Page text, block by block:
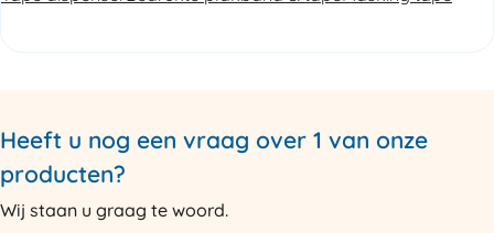
Heeft u nog een vraag over 1 van onze
producten?
Wij staan u graag te woord.